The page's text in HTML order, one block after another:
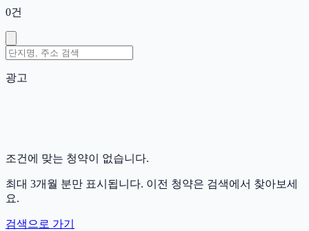
0건
광고
조건에 맞는 청약이 없습니다.
최대 3개월 분만 표시됩니다. 이전 청약은 검색에서 찾아보세
요.
검색으로 가기